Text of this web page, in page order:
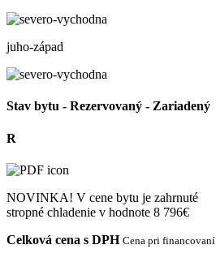
juho-západ
Stav bytu - Rezervovaný - Zariadený
R
NOVINKA! V cene bytu je zahrnuté
stropné chladenie v hodnote 8 796€
Celková cena s DPH Cena pri financovaní